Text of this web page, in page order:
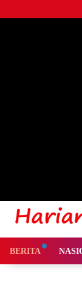
ke
BERITA